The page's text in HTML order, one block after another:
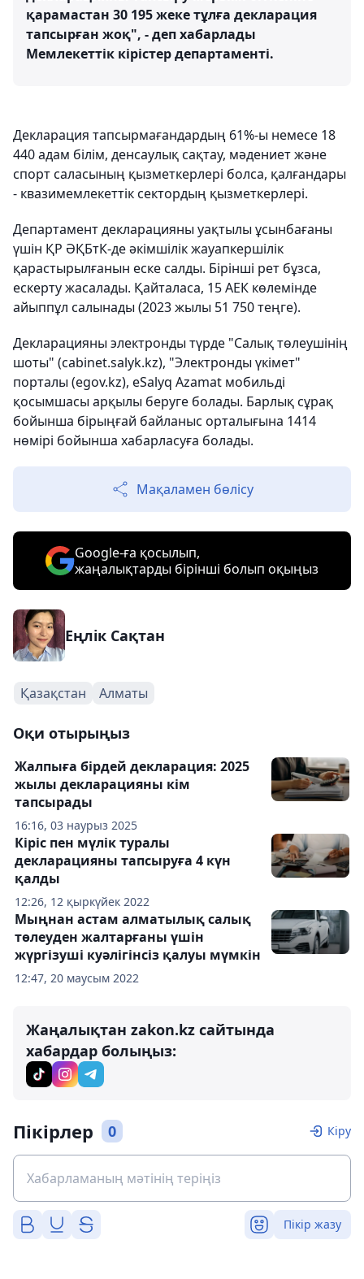
қарамастан 30 195 жеке тұлға декларация
тапсырған жоқ", - деп хабарлады
Мемлекеттік кірістер департаменті.
Декларация тапсырмағандардың 61%-ы немесе 18
440 адам білім, денсаулық сақтау, мәдениет және
спорт саласының қызметкерлері болса, қалғандары
- квазимемлекеттік сектордың қызметкерлері.
Департамент декларацияны уақтылы ұсынбағаны
үшін ҚР ӘҚБтК-де әкімшілік жауапкершілік
қарастырылғанын еске салды. Бірінші рет бұзса,
ескерту жасалады. Қайталаса, 15 АЕК көлемінде
айыппұл салынады (2023 жылы 51 750 теңге).
Декларацияны электронды түрде "Салық төлеушінің
шоты" (cabinet.salyk.kz), "Электронды үкімет"
порталы (egov.kz), eSalyq Azamat мобильді
қосымшасы арқылы беруге болады. Барлық сұрақ
бойынша бірыңғай байланыс орталығына 1414
нөмірі бойынша хабарласуға болады.
Мақаламен бөлісу
Google-ға қосылып,
жаңалықтарды бірінші болып оқыңыз
Еңлік Сақтан
Қазақстан Алматы
Оқи отырыңыз
16:16, 03 наурыз 2025
Жалпыға бірдей декларация: 2025
жылы декларацияны кім
тапсырады
12:26, 12 қыркүйек 2022
Кіріс пен мүлік туралы
декларацияны тапсыруға 4 күн
қалды
12:47, 20 маусым 2022
Мыңнан астам алматылық салық
төлеуден жалтарғаны үшін
жүргізуші куәлігінсіз қалуы мүмкін
Жаңалықтан zakon.kz сайтында
хабардар болыңыз:
Пікірлер 0 Кіру
Пікір жазу